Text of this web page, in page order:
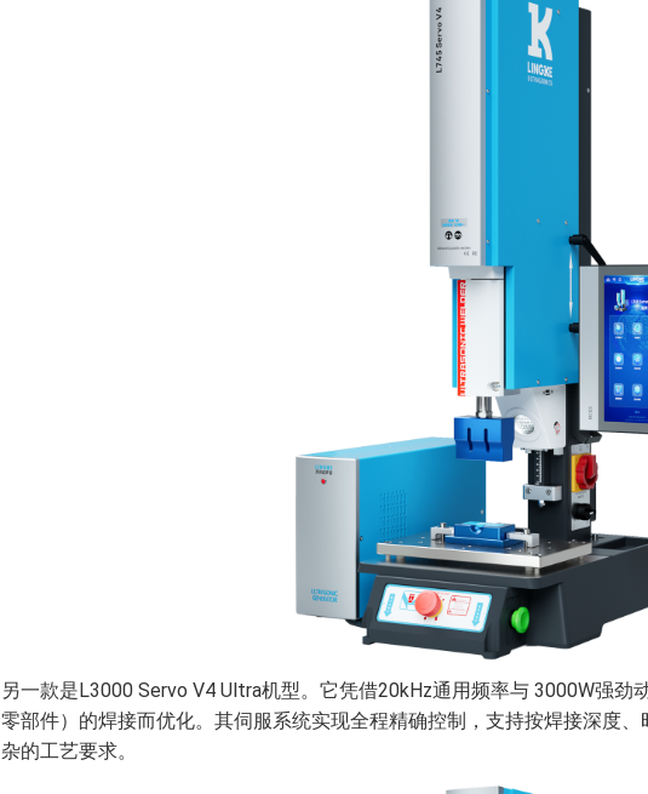
另一款是L3000 Servo V4 Ultra机型。它凭借20kHz通用频率与 3000W强
零部件）的焊接而优化。其伺服系统实现全程精确控制，支持按焊接深度
杂的工艺要求。